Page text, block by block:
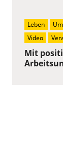
Mit
Leben
Video